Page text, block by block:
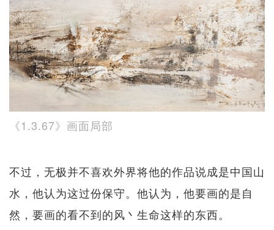
《1.3.67》画面局部
不过，无极并不喜欢外界将他的作品说成是中国山
水，他认为这过份保守。他认为，他要画的是自
然，要画的看不到的风丶生命这样的东西。